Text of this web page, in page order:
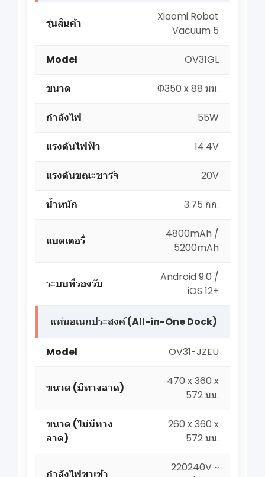
รุ่นสินค้า
Xiaomi Robot
Vacuum 5
Model OV31GL
ขนาด Φ350 x 88 มม.
กำลังไฟ 55W
แรงดันไฟฟ้า 14.4V
แรงดันขณะชาร์จ 20V
น้ำหนัก 3.75 กก.
แบตเตอรี่
4800mAh /
5200mAh
ระบบที่รองรับ
Android 9.0 /
iOS 12+
แท่นอเนกประสงค์ (All-in-One Dock)
Model OV31-JZEU
ขนาด (มีทางลาด)
470 x 360 x
572 มม.
ขนาด (ไม่มีทาง
ลาด)
260 x 360 x
572 มม.
220240V ~